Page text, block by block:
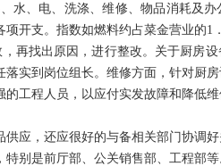
水、电、洗涤、维修、物品消耗及
开支。指数如燃料约占菜金营业的1
再找出原因，进行整改。关于厨房
实到岗位组长。维修方面，针对厨
工程人员，以应付实发故障和降低
应，还应很好的与备相关部门协调好
别是前厅部、公关销售部、工程部